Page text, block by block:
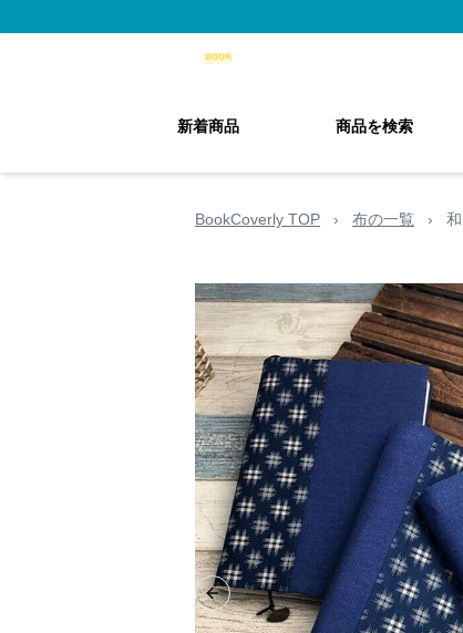
新着商品 商品を検索
BookCoverly TOP › 布の一覧 ›
Previous slide